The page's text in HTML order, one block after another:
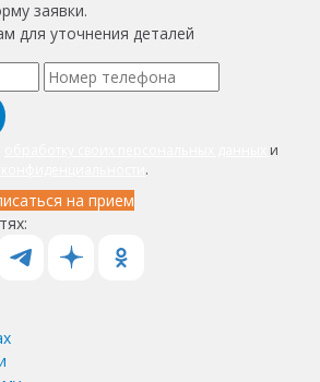
заявки.
для уточнения деталей
и
.
на прием